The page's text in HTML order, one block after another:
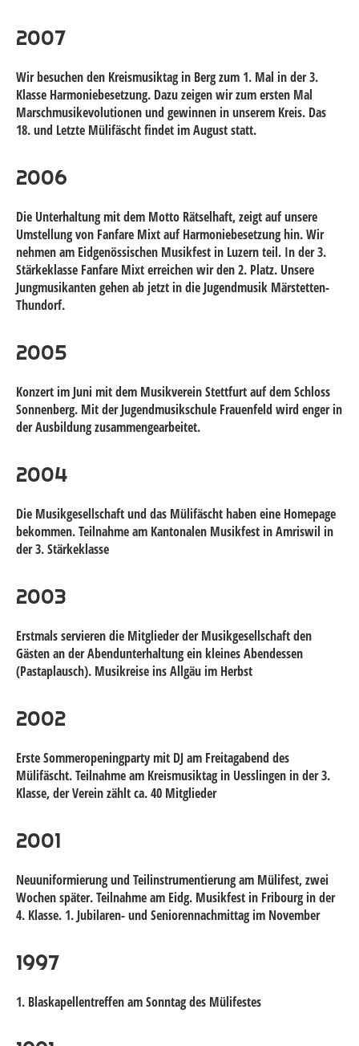
2007
Wir besuchen den Kreismusiktag in Berg zum 1. Mal in der 3.
Klasse Harmoniebesetzung. Dazu zeigen wir zum ersten Mal
Marschmusikevolutionen und gewinnen in unserem Kreis. Das
18. und Letzte Mülifäscht findet im August statt.
2006
Die Unterhaltung mit dem Motto Rätselhaft, zeigt auf unsere
Umstellung von Fanfare Mixt auf Harmoniebesetzung hin. Wir
nehmen am Eidgenössischen Musikfest in Luzern teil. In der 3.
Stärkeklasse Fanfare Mixt erreichen wir den 2. Platz. Unsere
Jungmusikanten gehen ab jetzt in die Jugendmusik Märstetten-
Thundorf.
2005
Konzert im Juni mit dem Musikverein Stettfurt auf dem Schloss
Sonnenberg. Mit der Jugendmusikschule Frauenfeld wird enger in
der Ausbildung zusammengearbeitet.
2004
Die Musikgesellschaft und das Mülifäscht haben eine Homepage
bekommen. Teilnahme am Kantonalen Musikfest in Amriswil in
der 3. Stärkeklasse
2003
Erstmals servieren die Mitglieder der Musikgesellschaft den
Gästen an der Abendunterhaltung ein kleines Abendessen
(Pastaplausch). Musikreise ins Allgäu im Herbst
2002
Erste Sommeropeningparty mit DJ am Freitagabend des
Mülifäscht. Teilnahme am Kreismusiktag in Uesslingen in der 3.
Klasse, der Verein zählt ca. 40 Mitglieder
2001
Neuuniformierung und Teilinstrumentierung am Mülifest, zwei
Wochen später. Teilnahme am Eidg. Musikfest in Fribourg in der
4. Klasse. 1. Jubilaren- und Seniorennachmittag im November
1997
1. Blaskapellentreffen am Sonntag des Mülifestes